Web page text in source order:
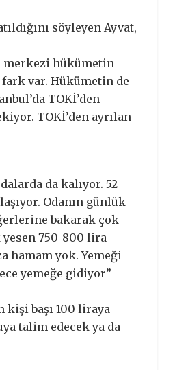
söyleyen Ayvat,
merkezi hükümetin
var. Hükümetin de
TOKİ’den
TOKİ’den ayrılan
da kalıyor. 52
Odanın günlük
bakarak çok
750-800 lira
hamam yok. Yemeği
yemeğe gidiyor”
kişi başı 100 liraya
talim edecek ya da